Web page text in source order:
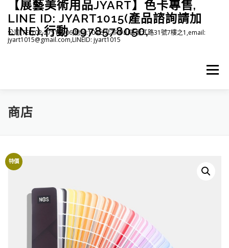
【展藝美術用品JYART】色卡專售,
LINE ID: JYART1015(產品諮詢請加
LINE),行動 0978578050,
公司(TEL):02-27515006,地址:104台北市中山區龍江路31號7樓之1,email:
jyart1015@gmail.com,LINEID: jyart1015
選單
首頁
商店
特價